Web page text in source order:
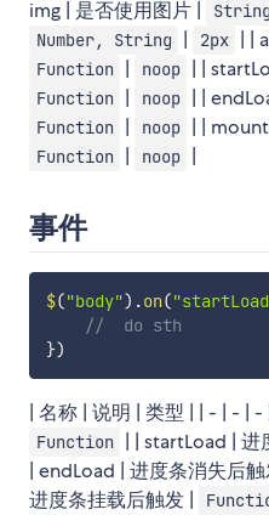
img | 是否使用图片 | String
Number, String 2px | |
Function noop | |
Function noop | |
Function noop | |
Function noop
事件
$("body") .on(
//  do sth
})
| 名称 | 说明 | 类型 | | - | - |
Function | | startLoad | 进
| endLoad | 进度条消失后触
进度条挂载后触发 |